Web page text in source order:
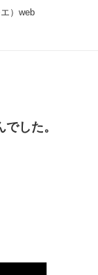
）web
した。